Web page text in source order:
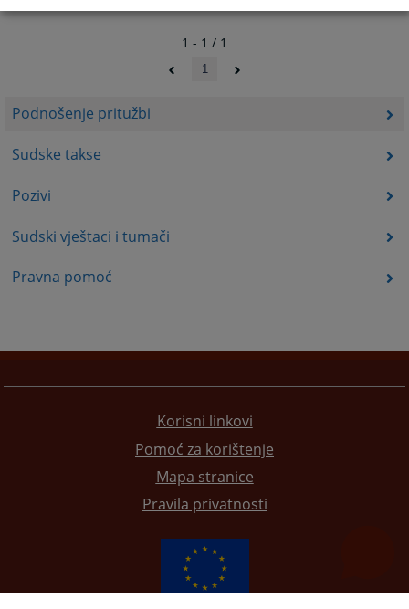
Podnošenje pritužbi
Sudske takse
Pozivi
Sudski vještaci i tumači
Pravna pomoć
1 - 1 / 1
1
Korisni linkovi
Pomoć za korištenje
Mapa stranice
Pravila privatnosti